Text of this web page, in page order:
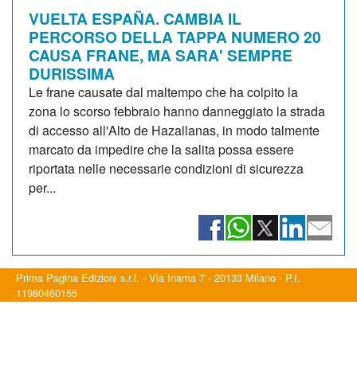
VUELTA ESPAÑA. CAMBIA IL
PERCORSO DELLA TAPPA NUMERO 20
CAUSA FRANE, MA SARA' SEMPRE
DURISSIMA
Le frane causate dal maltempo che ha colpito la
zona lo scorso febbraio hanno danneggiato la strada
di accesso all'Alto de Hazallanas, in modo talmente
marcato da impedire che la salita possa essere
riportata nelle necessarie condizioni di sicurezza
per...
Prima Pagina Edizioni s.r.l. - Via Inama 7 - 20133 Milano - P.I.
11980460155